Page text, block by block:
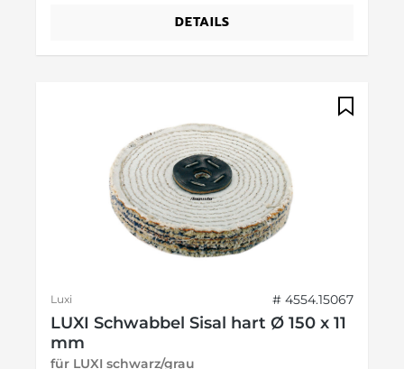
DETAILS
Luxi # 4554.15067
LUXI Schwabbel Sisal hart Ø 150 x 11
mm
für LUXI schwarz/grau